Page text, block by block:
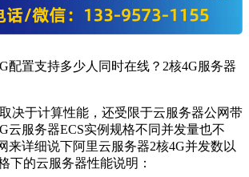
配置支持多少人同时在线？2核4G服务器
决于计算性能，还受限于云服务器公网带
云服务器ECS实例规格不同并发量也不
来详细说下阿里云服务器2核4G并发数以
下的云服务器性能说明：